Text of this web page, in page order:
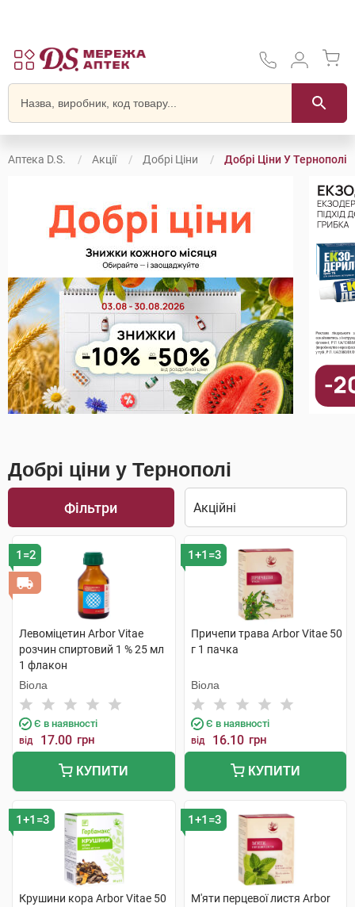
Аптека D.S. Акції Добрі Ціни Добрі Ціни У Тернополі
Добрі ціни у Тернополі
Фільтри
1=2
Левоміцетин Arbor Vitae
розчин спиртовий 1 % 25 мл
1 флакон
Віола
Є в наявності
від 17.00 грн
КУПИТИ
1+1=3
Причепи трава Arbor Vitae 50
г 1 пачка
Віола
Є в наявності
від 16.10 грн
КУПИТИ
1+1=3
Крушини кора Arbor Vitae 50
1+1=3
М'яти перцевої листя Arbor